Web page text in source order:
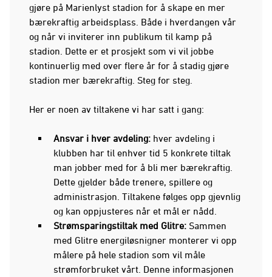
gjøre på Marienlyst stadion for å skape en mer
bærekraftig arbeidsplass. Både i hverdangen vår
og når vi inviterer inn publikum til kamp på
stadion. Dette er et prosjekt som vi vil jobbe
kontinuerlig med over flere år for å stadig gjøre
stadion mer bærekraftig. Steg for steg.
Her er noen av tiltakene vi har satt i gang:
Ansvar i hver avdeling: hver avdeling i
klubben har til enhver tid 5 konkrete tiltak
man jobber med for å bli mer bærekraftig.
Dette gjelder både trenere, spillere og
administrasjon. Tiltakene følges opp gjevnlig
og kan oppjusteres når et mål er nådd.
Strømsparingstiltak med Glitre: Sammen
med Glitre energiløsnigner monterer vi opp
målere på hele stadion som vil måle
strømforbruket vårt. Denne informasjonen